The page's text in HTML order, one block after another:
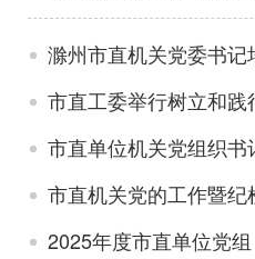
滁州市直机关党委书记
市直单位机关党组织
市直机关党的工作暨
2025年度市直单位党